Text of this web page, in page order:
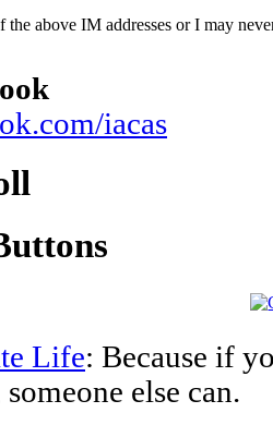
above IM addresses or I may
iacas
Life: Because if
someone else can.